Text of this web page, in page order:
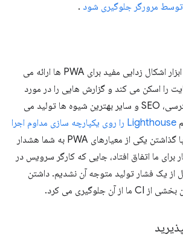
توسط مرورگر جلوگیری شود .
تعدادی ابزار اشکال زدایی مفید برای PWA ها ارائه می
را اسکن می کند و گزارش هایی را در مورد
PWA ها، عملکرد، دسترسی، SEO و سایر بهترین شیوه ها تولید می
Lighthouse را روی یکپارچه سازی مداوم اجرا
تا در صورت زیر پا گذاشتن یکی از معیارهای PWA به شما هشدار
برای ما اتفاق افتاد، جایی که کارگر سرویس در
از یک فشار تولید متوجه آن نشدیم. داشتن